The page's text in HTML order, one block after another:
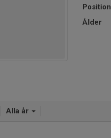
Position
Ålder
Alla år